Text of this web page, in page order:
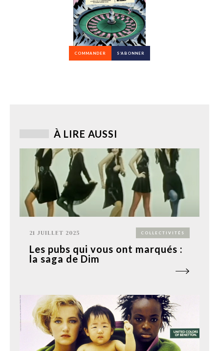
COMMANDER S’ABONNER
À LIRE AUSSI
21 JUILLET 2025 COLLECTIVITÉS
Les pubs qui vous ont marqués :
la saga de Dim